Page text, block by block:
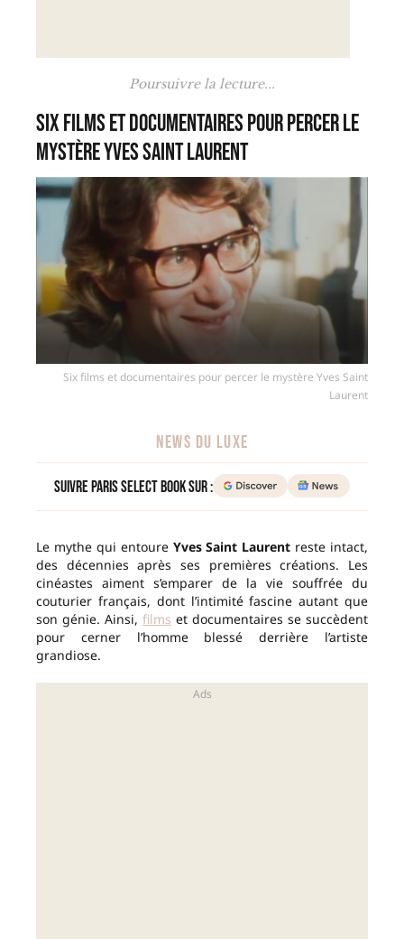
Poursuivre la lecture...
Six films et documentaires pour percer le
mystère Yves Saint Laurent
Six films et documentaires pour percer le mystère Yves Saint
Laurent
NEWS DU LUXE
Suivre Paris Select Book sur :
Le mythe qui entoure Yves Saint Laurent reste intact,
des décennies après ses premières créations. Les
cinéastes aiment s’emparer de la vie souffrée du
couturier français, dont l’intimité fascine autant que
son génie. Ainsi, films et documentaires se succèdent
pour cerner l’homme blessé derrière l’artiste
grandiose.